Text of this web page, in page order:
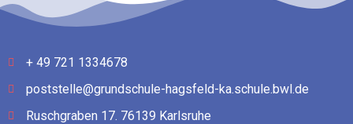
+ 49 721 1334678
poststelle@grundschule-hagsfeld-ka.schule.bwl.de
Ruschgraben 17. 76139 Karlsruhe